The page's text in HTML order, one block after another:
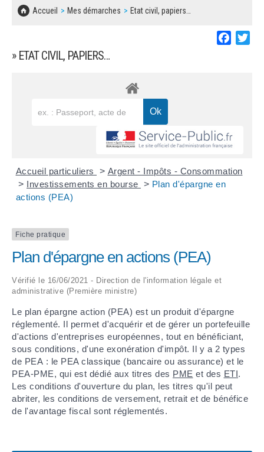
Accueil Mes démarches Etat civil, papiers…
» ETAT CIVIL, PAPIERS…
Accueil particuliers > Argent - Impôts - Consommation
> Investissements en bourse > Plan d'épargne en
actions (PEA)
Fiche pratique
Plan d'épargne en actions (PEA)
Vérifié le 16/06/2021 - Direction de l'information légale et
administrative (Première ministre)
Le plan épargne action (PEA) est un produit d'épargne
réglementé. Il permet d'acquérir et de gérer un portefeuille
d'actions d'entreprises européennes, tout en bénéficiant,
sous conditions, d'une exonération d'impôt. Il y a 2 types
de PEA : le PEA classique (bancaire ou assurance) et le
PEA-PME, qui est dédié aux titres des PME et des ETI.
Les conditions d'ouverture du plan, les titres qu'il peut
abriter, les conditions de versement, retrait et de bénéfice
de l'avantage fiscal sont réglementés.
CONCERTATIONS PUBLIQUES
SOLIDARITÉ, LOGEMENT
SÉNIORS
DECHETS
BESOIN D'UNE AIDE ?
LES ASSOCIATIONS
MARCHÉS PUBLICS
DOCUMENT D'INFORMATION COMMUNAL
REGLEMENT LOCAL DE PUBLICITÉ
DECLARATION DE DEMARCHAGE
DOSSIER DE DEMANDE DE SUBVENTION
DEMANDE DE PRÊT DE MATERIEL
FICHE D'ORGANISATION MANIFESTATION
PLAN D'ACTION MUNICIPAL
ARRÊTÉS MUNICIPAUX
DÉLIBÉRATIONS